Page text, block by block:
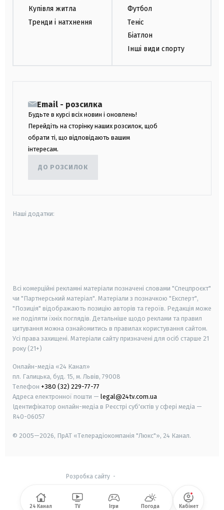
Купівля житла
Тренди і натхнення
Футбол
Теніс
Біатлон
Інші види спорту
Email - розсилка
Будьте в курсі всіх новин і оновлень!
Перейдіть на сторінку наших розсилок, щоб
обрати ті, що відповідають вашим
інтересам.
ДО РОЗСИЛОК
Наші додатки:
Всі комерційні рекламні матеріали позначені словами "Спецпроєкт"
чи "Партнерський матеріал". Матеріали з позначкою "Експерт",
"Позиція" відображають позицію авторів та героїв. Редакція може
не поділяти їхніх поглядів. Детальніше щодо реклами та правил
цитування можна ознайомитись в правилах користування сайтом.
Усі права захищені. Матеріали сайту призначені для осіб старше 21
року (21+)
Онлайн-медіа «24 Канал»
пл. Галицька, буд. 15, м. Львів, 79008
Телефон +380 (32) 229-77-77
Адреса електронної пошти — legal@24tv.com.ua
Ідентифікатор онлайн-медіа в Реєстрі суб'єктів у сфері медіа —
R40-06057
© 2005—2026, ПрАТ «Телерадіокомпанія "Люкс"», 24 Канал.
Розробка сайту-
24 Канал TV Ігри Погода Кабінет